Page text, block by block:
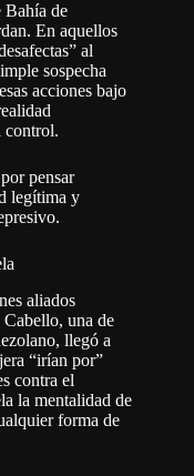
Bahía de
En aquellos
al
sospecha
acciones bajo
control.
pensar
legítima y
aliados
una de
llegó a
“irían por”
contra el
la mentalidad de
forma de